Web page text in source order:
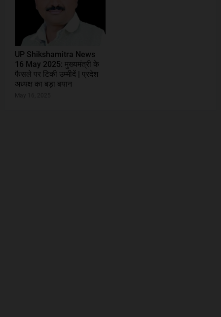
UP Shikshamitra News
16 May 2025: मुख्यमंत्री के
फैसले पर टिकी उम्मीदें | प्रदेश
अध्यक्ष का बड़ा बयान